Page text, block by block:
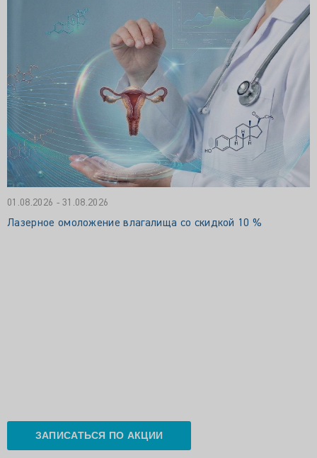
01.08.2026 - 31.08.2026
Лазерное омоложение влагалища со скидкой 10 %
ЗАПИСАТЬСЯ ПО АКЦИИ